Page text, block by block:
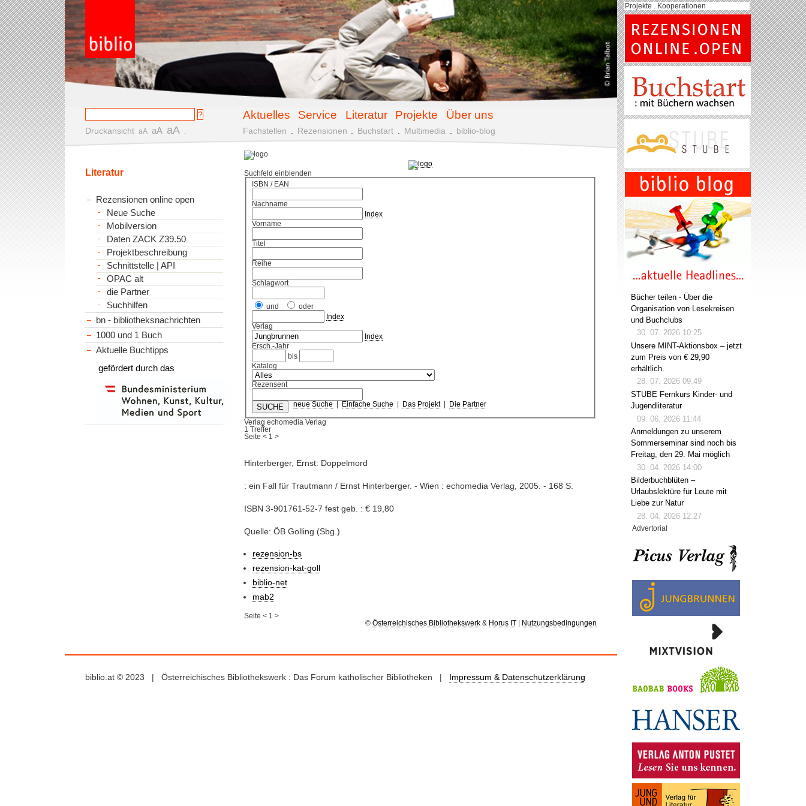
Aktuelles Service Literatur Projekte Über uns
Druckansicht aA aA aA Fachstellen Rezensionen Buchstart Multimedia biblio-blog
Suchfeld einblenden
ISBN / EAN
Nachname
Index
Vorname
Titel
Reihe
Schlagwort
und
oder
Index
Verlag
Index
Ersch.-Jahr
bis
Katalog
Rezensent
neue Suche Einfache Suche Das Projekt| Die Partner
Verlag echomedia Verlag
1 Treffer
Seite< 1 >
Hinterberger, Ernst: Doppelmord
: ein Fall für Trautmann / Ernst Hinterberger. - Wien : echomedia Verlag, 2005. - 168 S.
ISBN 3-901761-52-7 fest geb. : € 19,80
Quelle: ÖB Golling (Sbg.)
rezension-bs
rezension-kat-goll
biblio-net
mab2
Seite< 1 >
© Österreichisches Bibliothekswerk& Horus IT| Nutzungsbedingungen
Literatur
Rezensionen online open
Neue Suche
Mobilversion
Daten ZACK Z39.50
Projektbeschreibung
Schnittstelle | API
OPAC alt
die Partner
Suchhilfen
bn - bibliotheksnachrichten
1000 und 1 Buch
Aktuelle Buchtipps
gefördert durch das
biblio.at © 2023 | Österreichisches Bibliothekswerk : Das Forum katholischer Bibliotheken | Impressum & Datenschutzerklärung
Projekte . Kooperationen
Bücher teilen - Über die
Organisation von Lesekreisen
und Buchclubs
30. 07. 2026 10:25
Unsere MINT-Aktionsbox – jetzt
zum Preis von € 29,90
erhältlich.
28. 07. 2026 09:49
STUBE Fernkurs Kinder- und
Jugendliteratur
09. 06. 2026 11:44
Anmeldungen zu unserem
Sommerseminar sind noch bis
Freitag, den 29. Mai möglich
30. 04. 2026 14:00
Bilderbuchblüten –
Urlaubslektüre für Leute mit
Liebe zur Natur
28. 04. 2026 12:27
Advertorial